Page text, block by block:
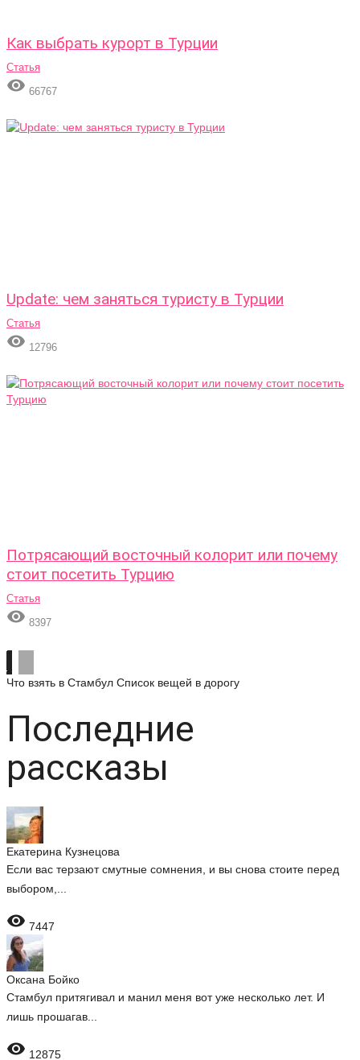
Как выбрать курорт в Турции
Статья
 66767
Update: чем заняться туристу в Турции
Статья
 12796
Потрясающий восточный колорит или почему
стоит посетить Турцию
Статья
 8397
Что взять в Стамбул Список вещей в дорогу
Последние
рассказы
Екатерина Кузнецова
Если вас терзают смутные сомнения, и вы снова стоите перед
выбором,...
 7447
Оксана Бойко
Стамбул притягивал и манил меня вот уже несколько лет. И
лишь прошагав...
 12875